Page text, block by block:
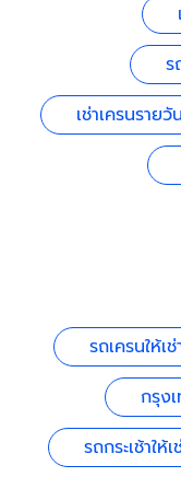
ร
เช่าเครนรายวัน
รถเครนให้
กรุง
รถกระเช้าใ